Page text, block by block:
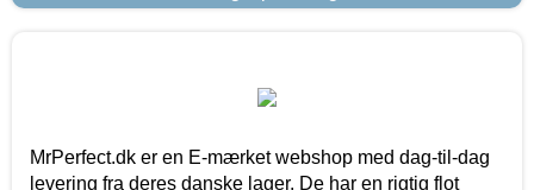
MrPerfect.dk er en E-mærket webshop med dag-til-dag
levering fra deres danske lager. De har en rigtig flot